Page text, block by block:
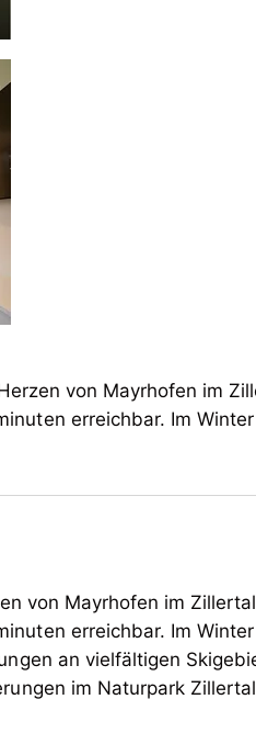
von Mayrhofen im
erreichbar. Im
von Mayrhofen im
erreichbar. Im
an vielfältigen
im Naturpark